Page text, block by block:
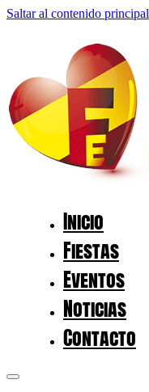
Saltar al contenido principal
Inicio
Fiestas
Eventos
Noticias
Contacto